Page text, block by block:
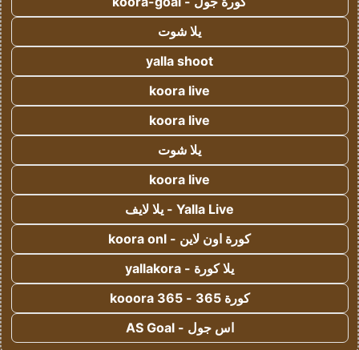
يلا شوت
yalla shoot
koora live
koora live
يلا شوت
koora live
Yalla Live - يلا لايف
كورة اون لاين - koora onl
يلا كورة - yallakora
كورة 365 - kooora 365
اس جول - AS Goal